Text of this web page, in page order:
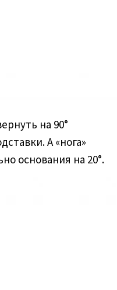
на 90°
А «нога»
основания на 20°.